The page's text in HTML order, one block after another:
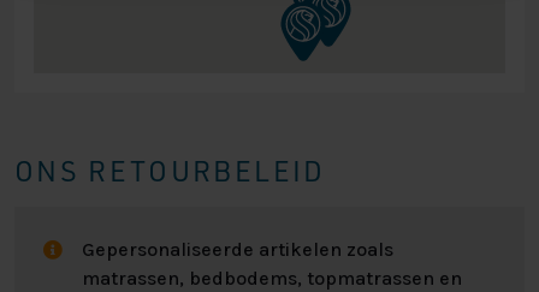
ONS RETOURBELEID
Gepersonaliseerde artikelen zoals
matrassen, bedbodems, topmatrassen en